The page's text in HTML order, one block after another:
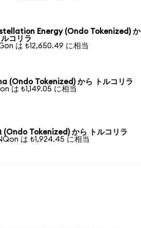
Energy (Ondo Tokenized) か
コリラ
は ₺12,650.49 に相当
(Ondo Tokenized) から トルコリラ
は ₺1,149.05 に相当
(Ondo Tokenized) から トルコリラ
は ₺1,924.45 に相当